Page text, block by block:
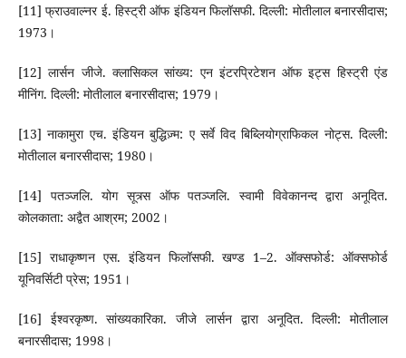
[11] फ्राउवाल्नर ई. हिस्ट्री ऑफ इंडियन फिलॉसफी. दिल्ली: मोतीलाल बनारसीदास;
1973।
[12] लार्सन जीजे. क्लासिकल सांख्य: एन इंटरप्रिटेशन ऑफ इट्स हिस्ट्री एंड
मीनिंग. दिल्ली: मोतीलाल बनारसीदास; 1979।
[13] नाकामुरा एच. इंडियन बुद्धिज़्म: ए सर्वे विद बिब्लियोग्राफिकल नोट्स. दिल्ली:
मोतीलाल बनारसीदास; 1980।
[14] पतञ्जलि. योग सूत्र्स ऑफ पतञ्जलि. स्वामी विवेकानन्द द्वारा अनूदित.
कोलकाता: अद्वैत आश्रम; 2002।
[15] राधाकृष्णन एस. इंडियन फिलॉसफी. खण्ड 1–2. ऑक्सफोर्ड: ऑक्सफोर्ड
यूनिवर्सिटी प्रेस; 1951।
[16] ईश्वरकृष्ण. सांख्यकारिका. जीजे लार्सन द्वारा अनूदित. दिल्ली: मोतीलाल
बनारसीदास; 1998।